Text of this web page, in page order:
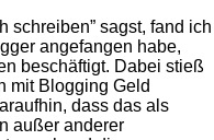
schreiben” sagst, fand ich
angefangen habe,
beschäftigt. Dabei stieß
mit Blogging Geld
dass das als
außer anderer